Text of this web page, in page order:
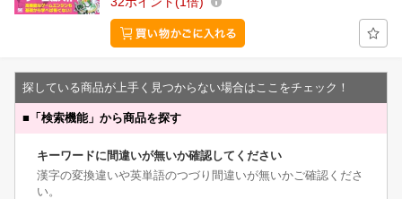
探している商品が上手く見つからない場合はここをチェック！
■ 「検索機能」から商品を探す
キーワードに間違いが無いか確認してください
漢字の変換違いや英単語のつづり間違いが無いかご確認くださ
い。